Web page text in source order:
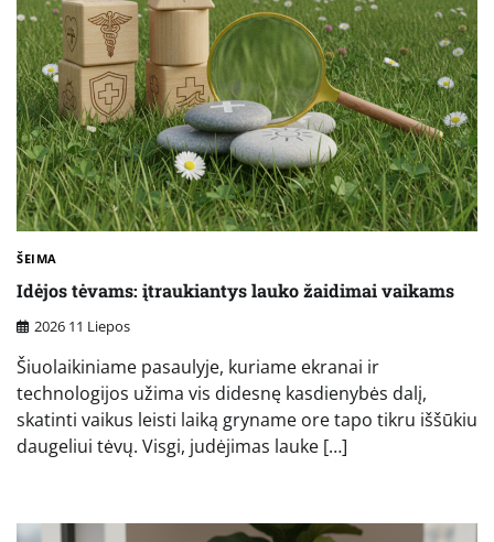
ŠEIMA
Idėjos tėvams: įtraukiantys lauko žaidimai vaikams
2026 11 Liepos
Šiuolaikiniame pasaulyje, kuriame ekranai ir
technologijos užima vis didesnę kasdienybės dalį,
skatinti vaikus leisti laiką gryname ore tapo tikru iššūkiu
daugeliui tėvų. Visgi, judėjimas lauke […]